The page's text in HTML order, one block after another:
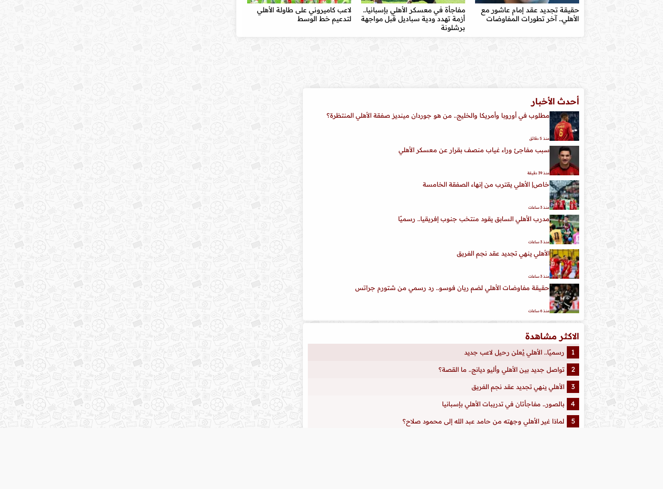
حقيقة تجديد عقد إمام عاشور مع
الأهلي.. آخر تطورات المفاوضات
مفاجأة في معسكر الأهلي بإسبانيا..
أزمة تهدد ودية سباديل قبل مواجهة
برشلونة
لاعب كاميروني على طاولة الأهلي
لتدعيم خط الوسط
أحدث الأخبار
مطلوب في أوروبا وأمريكا والخليج.. من هو جوردان مينديز صفقة الأهلي المنتظرة؟
منذ 5 دقائق
سبب مفاجئ وراء غياب منصف بقرار عن معسكر الأهلي
منذ 39 دقيقة
خاص| الأهلي يقترب من إنهاء الصفقة الخامسة
منذ 3 ساعات
مدرب الأهلي السابق يقود منتخب جنوب إفريقيا.. رسميًا
منذ 3 ساعات
الأهلي ينهي تجديد عقد نجم الفريق
منذ 3 ساعات
حقيقة مفاوضات الأهلي لضم ريان فوسو.. رد رسمي من شتورم جراتس
منذ 6 ساعات
الاكثر مشاهدة
رسميًا.. الأهلي يُعلن رحيل لاعب جديد
تواصل جديد بين الأهلي وأليو ديانج.. ما القصة؟
الأهلي ينهي تجديد عقد نجم الفريق
بالصور.. مفاجأتان في تدريبات الأهلي بإسبانيا
لماذا غير الأهلي وجهته من حامد عبد الله إلى محمود صلاح؟